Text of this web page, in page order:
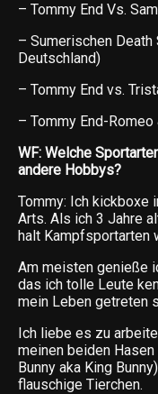
– Tommy End Vs.
– Sumerischen Death
Deutschland)
– Tommy End vs.
– Tommy End-Romeo
WF: Welche
andere Hobbys?
Tommy: Ich kickboxe
Arts. Als ich 3 Jahre
halt Kampfsportarten
Am meisten genieße
das ich tolle Leute
mein Leben getreten
Ich liebe es zu
meinen beiden
Bunny aka King
flauschige Tierchen.